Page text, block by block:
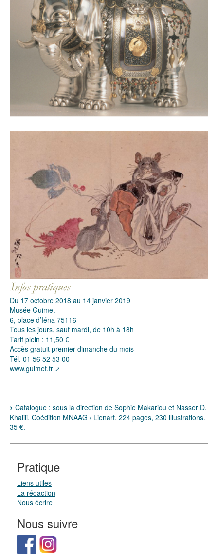
Du 17 octobre 2018 au 14 janvier 2019
Musée Guimet
6, place d’Iéna 75116
Tous les jours, sauf mardi, de 10h à 18h
Tarif plein : 11,50 €
Accès gratuit premier dimanche du mois
Tél. 01 56 52 53 00
www.guimet.fr
Catalogue : sous la direction de Sophie Makariou et Nasser D.
Khalili. Coédition MNAAG / Lienart. 224 pages, 230 illustrations.
35 €.
Pratique
Liens utiles
La rédaction
Nous écrire
Nous suivre